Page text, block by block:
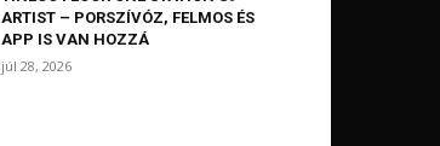
ARTIST – PORSZÍVÓZ, FELMOS ÉS
APP IS VAN HOZZÁ
júl 28, 2026